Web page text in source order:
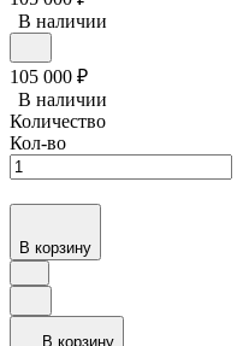
В наличии
105 000 ₽
В наличии
Количество
Кол-во
В корзину
В корзину